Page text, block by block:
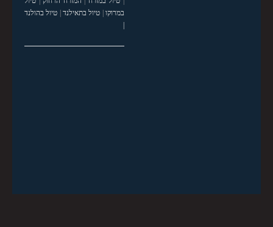
במרוקו| טיול בתאילנד| טיול בהולנד